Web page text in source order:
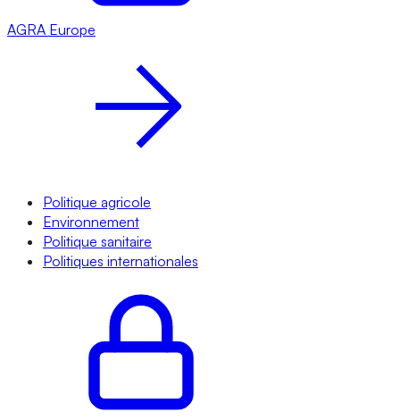
AGRA Europe
Politique agricole
Environnement
Politique sanitaire
Politiques internationales